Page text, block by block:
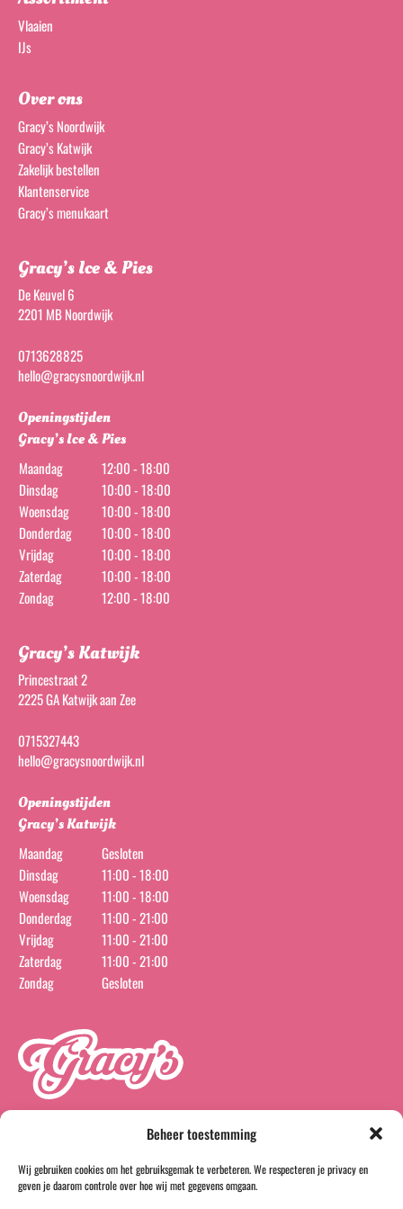
Beheer toestemming
Wij gebruiken cookies om het gebruiksgemak te verbeteren. We respecteren je privacy en
geven je daarom controle over hoe wij met gegevens omgaan.
Vlaaien
IJs
Over ons
Gracy’s Noordwijk
Gracy’s Katwijk
Zakelijk bestellen
Klantenservice
Gracy’s menukaart
Gracy’s Ice & Pies
De Keuvel 6
2201 MB Noordwijk
0713628825
hello@gracysnoordwijk.nl
Openingstijden
Gracy’s Ice & Pies
Maandag
12:00 - 18:00
Dinsdag
10:00 - 18:00
Woensdag
10:00 - 18:00
Donderdag
10:00 - 18:00
Vrijdag
10:00 - 18:00
Zaterdag
10:00 - 18:00
Zondag
12:00 - 18:00
Gracy’s Katwijk
Princestraat 2
2225 GA Katwijk aan Zee
0715327443
hello@gracysnoordwijk.nl
Openingstijden
Gracy’s Katwijk
Maandag
Gesloten
Dinsdag
11:00 - 18:00
Woensdag
11:00 - 18:00
Donderdag
11:00 - 21:00
Vrijdag
11:00 - 21:00
Zaterdag
11:00 - 21:00
Zondag
Gesloten
instagramfacebook